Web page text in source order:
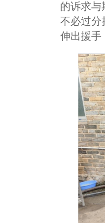
的诉求
不必过分
伸出援手